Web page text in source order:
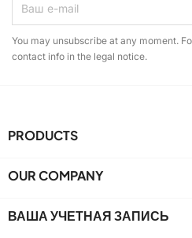
You may unsubscribe at any moment.
contact info in the legal notice.
PRODUCTS
OUR COMPANY
ВАША УЧЕТНАЯ ЗАПИСЬ